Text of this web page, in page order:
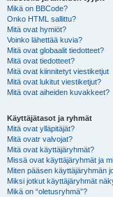
Mikä on BBCode?
Onko HTML sallittu?
Mitä ovat hymiöt?
Voinko lähettää kuvia?
Mitä ovat globaalit tiedotteet?
Mitä ovat tiedotteet?
Mitä ovat kiinnitetyt viestiketjut
Mitä ovat lukitut viestiketjut?
Mitä ovat aiheiden kuvakkeet?
Käyttäjätasot ja ryhmät
Mitä ovat ylläpitäjät?
Mitä ovatr valvojat?
Mitä ovat käyttäjäryhmät?
Missä ovat käyttäjäryhmät ja
Miten pääsen käyttäjäryhmän
Miksi jotkut käyttäjäryhmät
Mikä on “oletusryhmä”?